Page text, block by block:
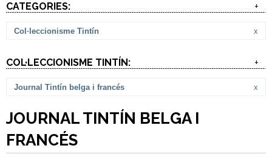
CATEGORIES: +
Col·leccionisme Tintín x
COL·LECCIONISME TINTÍN: +
Journal Tintín belga i francés x
JOURNAL TINTÍN BELGA I
FRANCÉS